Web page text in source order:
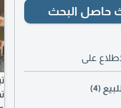
حاصل البحث
على
(4)